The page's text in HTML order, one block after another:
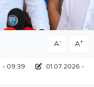
A- A+
- 09:39
01.07.2026 -